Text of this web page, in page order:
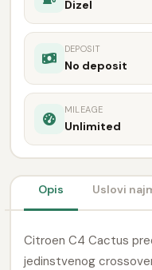
Dizel
DEPOSIT
No deposit
MILEAGE
Unlimited
Opis Uslovi
Citroen C4 Cactus
jedinstvenog